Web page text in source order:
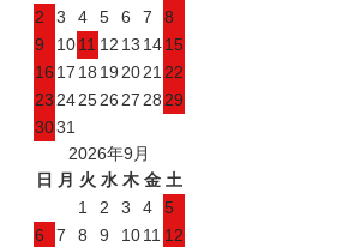
2
3 4 5 6 7
8
9
1011 12 13 1415
16 17 18 19 2021 22
23 242526 27 28 29
3031
2026年9月
日 月 火 水 木 金 土
1
2 3 4
5
6
7 8 9 1011 12